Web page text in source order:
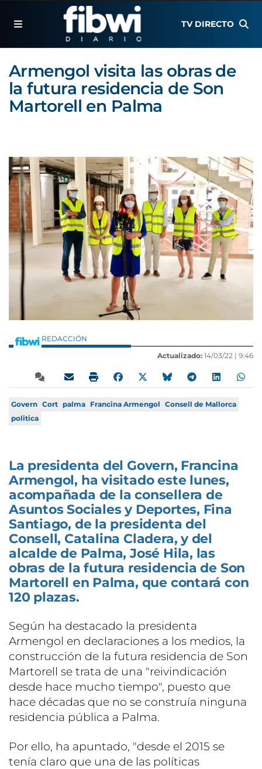
TV DIRECTO
Armengol visita las obras de
la futura residencia de Son
Martorell en Palma
REDACCIÓN
Actualizado: 14/03/22 | 9:46
Govern Cort palma Francina Armengol Consell de Mallorca
politica
La presidenta del Govern, Francina
Armengol, ha visitado este lunes,
acompañada de la consellera de
Asuntos Sociales y Deportes, Fina
Santiago, de la presidenta del
Consell, Catalina Cladera, y del
alcalde de Palma, José Hila, las
obras de la futura residencia de Son
Martorell en Palma, que contará con
120 plazas.
Según ha destacado la presidenta
Armengol en declaraciones a los medios, la
construcción de la futura residencia de Son
Martorell se trata de una "reivindicación
desde hace mucho tiempo", puesto que
hace décadas que no se construía ninguna
residencia pública a Palma.
Por ello, ha apuntado, "desde el 2015 se
tenía claro que una de las políticas